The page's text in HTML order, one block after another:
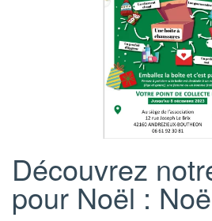
Découvrez
pour Noël :